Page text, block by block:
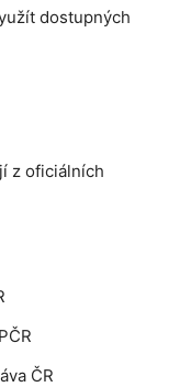
dostupných
z oficiálních
ČR